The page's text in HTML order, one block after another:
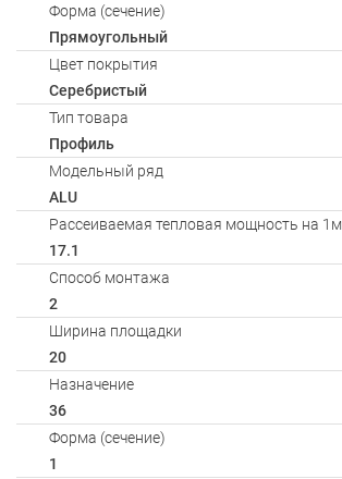
Форма (сечение)
Прямоугольный
Цвет покрытия
Серебристый
Тип товара
Профиль
Модельный ряд
ALU
Рассеиваемая тепловая мощность на 1м
17.1
Способ монтажа
2
Ширина площадки
20
Назначение
36
Форма (сечение)
1